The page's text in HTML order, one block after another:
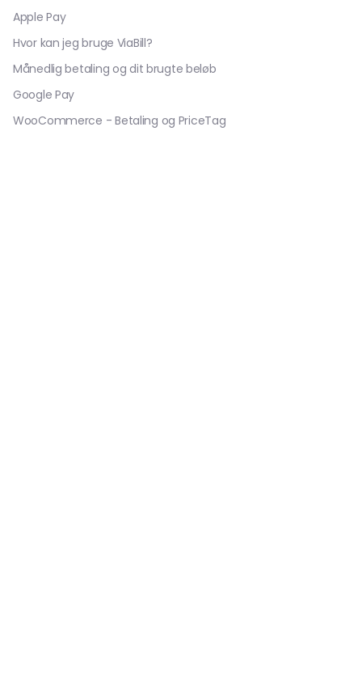
Apple Pay
Hvor kan jeg bruge ViaBill?
Månedlig betaling og dit brugte beløb
Google Pay
WooCommerce - Betaling og PriceTag